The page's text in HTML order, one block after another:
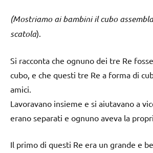
(Mostriamo ai bambini il cubo
scatola).
Si racconta che ognuno dei tre Re
cubo, e che questi tre Re a forma di
amici.
Lavoravano insieme e si aiutavano a
erano separati e ognuno aveva la
Il primo di questi Re era un grande e